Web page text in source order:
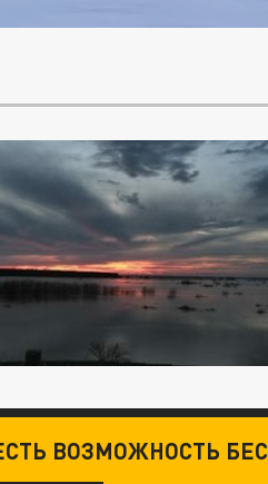
ВОЗМОЖНОСТЬ